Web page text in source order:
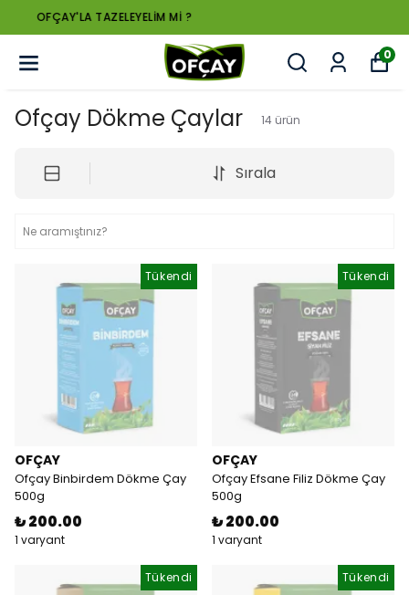
OFÇAY'LA TAZELEYELİM Mİ ?
0
Ofçay Dökme Çaylar 14 ürün
Sırala
Tükendi
OFÇAY
Ofçay Binbirdem Dökme Çay
500g
₺ 200.00
1 varyant
Tükendi
OFÇAY
Ofçay Efsane Filiz Dökme Çay
500g
₺ 200.00
1 varyant
Tükendi Tükendi